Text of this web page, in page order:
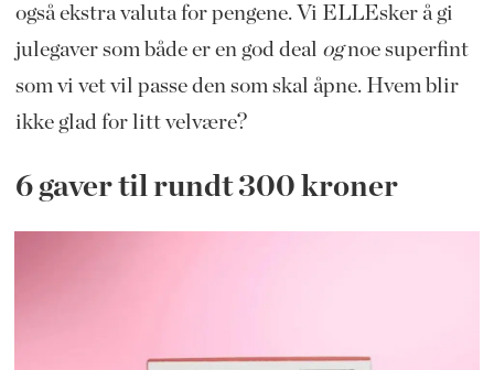
også ekstra valuta for pengene. Vi ELLEsker å gi
julegaver som både er en god deal ognoe superfint
som vi vet vil passe den som skal åpne. Hvem blir
ikke glad for litt velvære?
6 gaver til rundt 300 kroner